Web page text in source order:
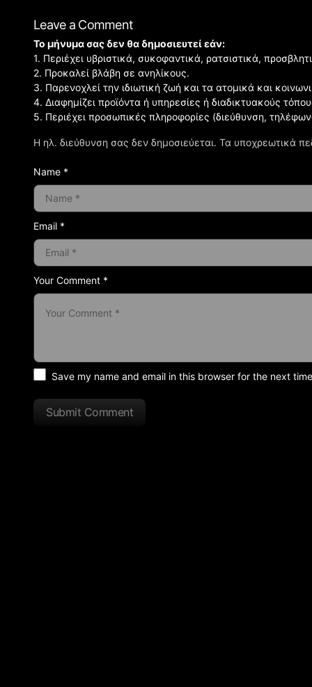
Leave a Comment
Η ηλ. διεύθυνση σας δεν δημοσιεύεται. Τα υποχρεωτικά
Your Comment *
Το μήνυμα σας δεν θα δημοσιευτεί εάν:
1. Περιέχει υβριστικά, συκοφαντικά, ρατσιστικά,
2. Προκαλεί βλάβη σε ανηλίκους.
3. Παρενοχλεί την ιδιωτική ζωή και τα ατομικά και
4. Διαφημίζει προϊόντα ή υπηρεσίες ή διαδικτυακούς
5. Περιέχει προσωπικές πληροφορίες (διεύθυνση,
Name *
Email *
Save my name and email in this browser for the next
Submit Comment